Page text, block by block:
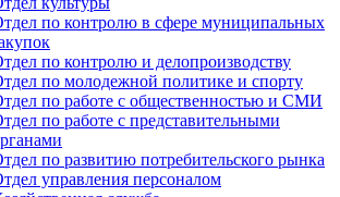
по контролю в сфере муниципальных
по контролю и делопроизводству
по молодежной политике и спорту
по работе с общественностью и СМИ
по работе с представительными
по развитию потребительского рынка
управления персоналом